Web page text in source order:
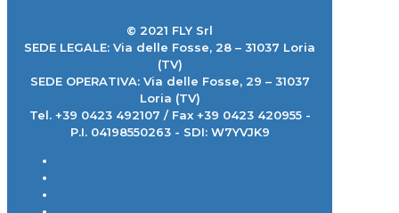
© 2021 FLY Srl
SEDE LEGALE: Via delle Fosse, 28 – 31037 Loria
(TV)
SEDE OPERATIVA: Via delle Fosse, 29 – 31037
Loria (TV)
Tel. +39 0423 492107 / Fax +39 0423 420955 -
P.I. 04198550263 - SDI: W7YVJK9